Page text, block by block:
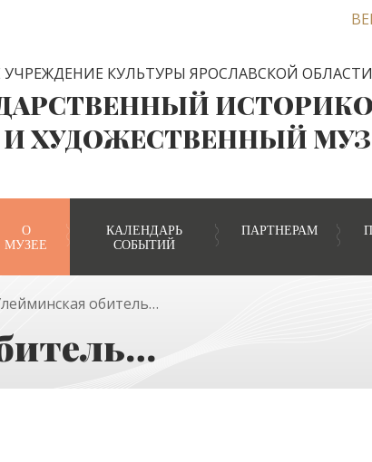
КУЛЬТУРЫ ЯРОСЛАВСКОЙ ОБЛАСТИ
ХУДОЖЕСТВЕННЫЙ
О
МУЗЕЕ
КАЛЕНДАРЬ
СОБЫТИЙ
ПАРТНЕРАМ
обитель…